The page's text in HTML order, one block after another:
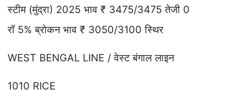
स्टीम (मुंद्रा) 2025 भाव ₹ 3475/3475 तेजी 0
रॉ 5% ब्रोकन भाव ₹ 3050/3100 स्थिर
WEST BENGAL LINE / वेस्ट बंगाल लाइन
1010 RICE